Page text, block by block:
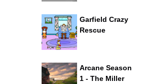
Garfield Crazy
Rescue
Arcane Season
1 - The Miller